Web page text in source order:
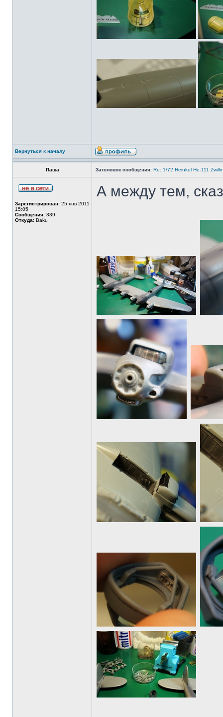
Вернуться к началу
Паша Заголовок сообщения: Re: 1/72 Heinkel He-111
Зарегистрирован: 25 янв 2011
15:05
Сообщения: 339
Откуда: Baku
А между тем,